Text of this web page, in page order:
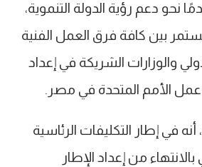
نحو دعم رؤية الدولة التنموية،
بين كافة فرق العمل الفنية
والوزارات الشريكة في إعداد
عمل الأمم المتحدة في مصر.
في إطار التكليفات الرئاسية
بالانتهاء من إعداد الإطار